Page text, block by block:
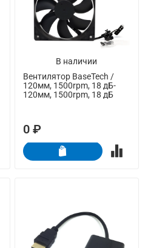
В наличии
Вентилятор BaseTech /
120мм, 1500rpm, 18 дБ-
120мм, 1500rpm, 18 дБ
0 ₽